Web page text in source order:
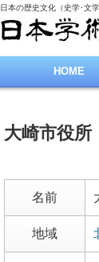
日本の歴史文化（史学･文
HOME
大崎市役所
名前
地域